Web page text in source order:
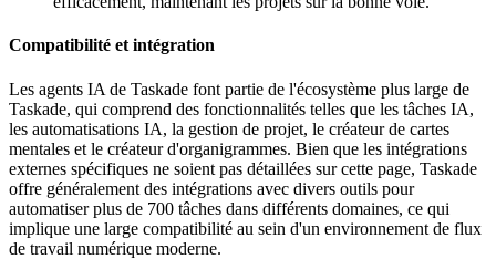
Compatibilité et intégration
Les agents IA de Taskade font partie de l'écosystème plus large de
Taskade, qui comprend des fonctionnalités telles que les tâches IA,
les automatisations IA, la gestion de projet, le créateur de cartes
mentales et le créateur d'organigrammes. Bien que les intégrations
externes spécifiques ne soient pas détaillées sur cette page, Taskade
offre généralement des intégrations avec divers outils pour
automatiser plus de 700 tâches dans différents domaines, ce qui
implique une large compatibilité au sein d'un environnement de flux
de travail numérique moderne.